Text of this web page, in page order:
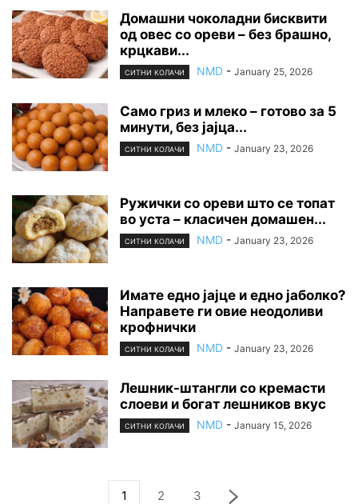
Домашни чоколадни бисквити
од овес со ореви – без брашно,
крцкави...
СИТНИ КОЛАЧИ NMD - January 25, 2026
Само гриз и млеко – готово за 5
минути, без јајца...
СИТНИ КОЛАЧИ NMD - January 23, 2026
Ружички со ореви што се топат
во уста – класичен домашен...
СИТНИ КОЛАЧИ NMD - January 23, 2026
Имате едно јајце и едно јаболко?
Направете ги овие неодоливи
крофнички
СИТНИ КОЛАЧИ NMD - January 23, 2026
Лешник-штaнгли со кремасти
слоеви и богат лешников вкус
СИТНИ КОЛАЧИ NMD - January 15, 2026
1 2 3